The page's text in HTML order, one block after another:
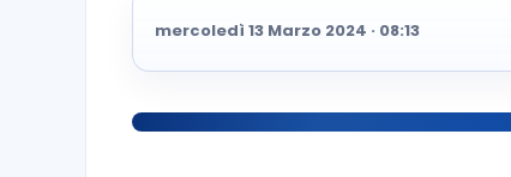
mercoledì 13 Marzo 2024 · 08:13